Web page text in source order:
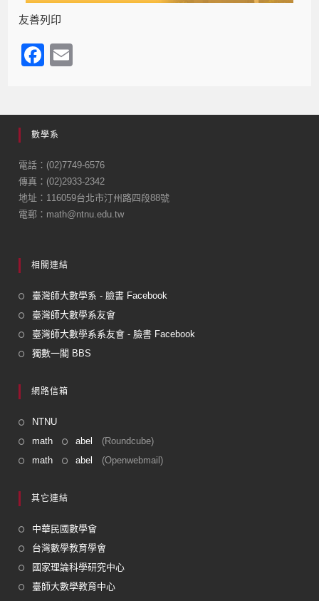
友善列印
F
e
b
o
o
k
數學系
電話：(02)7749-6576
傳真：(02)2933-2342
地址：116059台北市汀州路四段88號
電郵：math@ntnu.edu.tw
相關連結
臺灣師大數學系 - 臉書 Facebook
臺灣師大數學系友會
臺灣師大數學系系友會 - 臉書 Facebook
獨數一閣 BBS
網路信箱
NTNU
math
abel
(Roundcube)
math
abel (Openwebmail)
其它連結
中華民國數學會
台灣數學教育學會
國家理論科學研究中心
臺師大數學教育中心